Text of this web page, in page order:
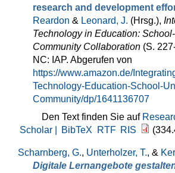
research and development
Reardon & Leonard, J. (Hrsg.),
Technology in Education:
Community Collaboration (S.
NC: IAP. Abgerufen von
https://www.amazon.de/
Technology-Education-School-
Community/dp/1641136707
Den Text finden Sie auf
Scholar |
BibTeX RTF RIS
Scharnberg, G., Unterholzer, T., &
Digitale Lernangebote